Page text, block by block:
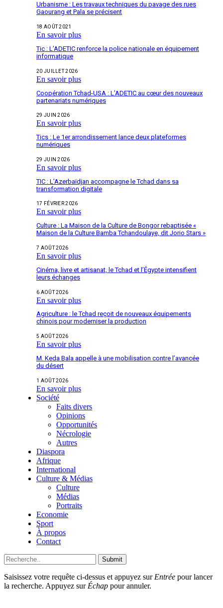
Urbanisme : Les travaux techniques du pavage des rues
Gaourang et Pala se précisent
18 AOÛT 2021
En savoir plus
Tic : L’ADETIC renforce la police nationale en équipement
informatique
20 JUILLET 2026
En savoir plus
Coopération Tchad-USA : L’ADETIC au cœur des nouveaux
partenariats numériques
29 JUIN 2026
En savoir plus
Tics : Le 1er arrondissement lance deux plateformes
numériques
29 JUIN 2026
En savoir plus
TIC : L’Azerbaïdjan accompagne le Tchad dans sa
transformation digitale
17 FÉVRIER 2026
En savoir plus
Culture : La Maison de la Culture de Bongor rebaptisée «
Maison de la Culture Bamba Tchandoulaye, dit Jorio Stars »
7 AOÛT 2026
En savoir plus
Cinéma, livre et artisanat, le Tchad et l’Égypte intensifient
leurs échanges
6 AOÛT 2026
En savoir plus
Agriculture : le Tchad reçoit de nouveaux équipements
chinois pour moderniser la production
5 AOÛT 2026
En savoir plus
M. Keda Bala appelle à une mobilisation contre l’avancée
du désert
1 AOÛT 2026
En savoir plus
Société
Faits divers
Opinions
Opportunités
Nécrologie
Autres
Diaspora
Afrique
International
Culture & Médias
Culture
Médias
Portraits
Economie
Sport
À propos
Contact
Submit
Saisissez votre requête ci-dessus et appuyez sur Entrée pour lancer
la recherche. Appuyez sur Échap pour annuler.